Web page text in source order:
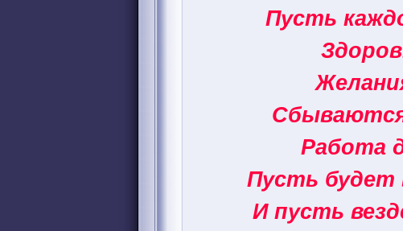
Пусть
Работа
Пусть будет
И пусть